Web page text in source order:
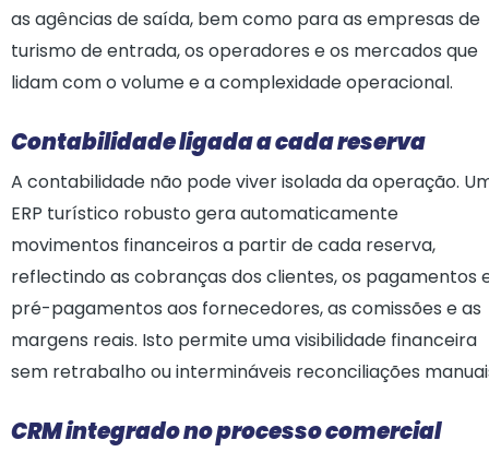
as agências de saída, bem como para as empresas de
turismo de entrada, os operadores e os mercados que
lidam com o volume e a complexidade operacional.
Contabilidade ligada a cada reserva
A contabilidade não pode viver isolada da operação.
ERP turístico robusto gera automaticamente
movimentos financeiros a partir de cada reserva,
reflectindo as cobranças dos clientes, os pagamentos
pré-pagamentos aos fornecedores, as comissões e as
margens reais. Isto permite uma visibilidade financeira
sem retrabalho ou intermináveis reconciliações
CRM integrado no processo comercial